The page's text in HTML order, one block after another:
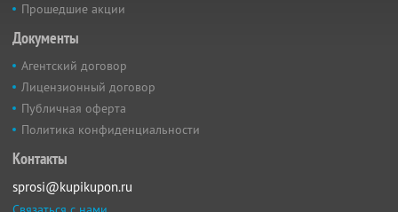
Прошедшие акции
Документы
Агентский договор
Лицензионный договор
Публичная оферта
Политика конфиденциальности
Контакты
sprosi@kupikupon.ru